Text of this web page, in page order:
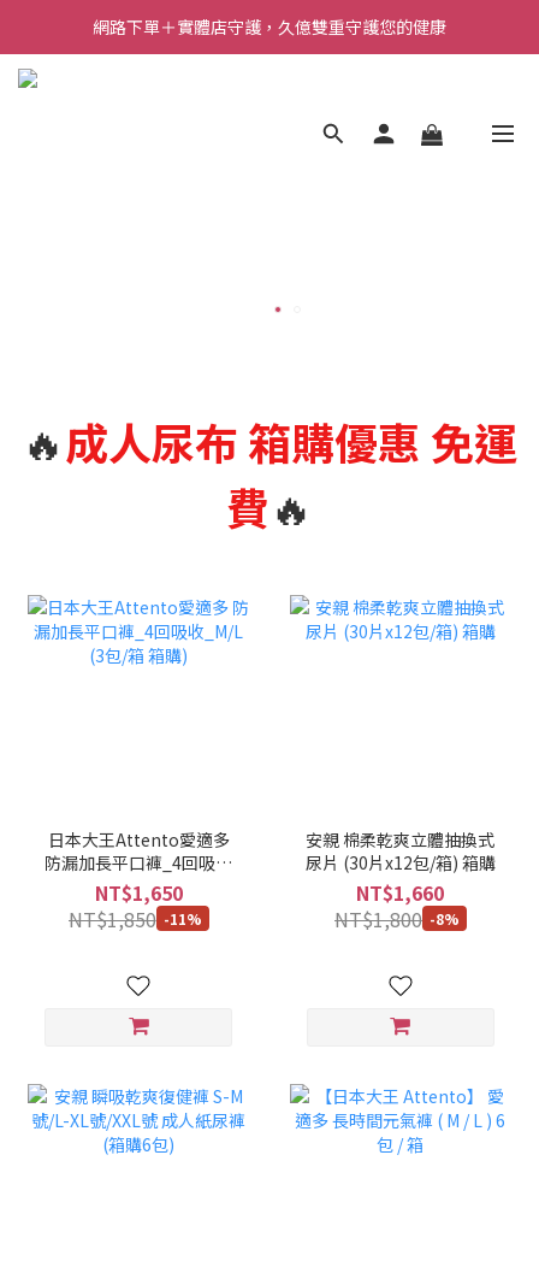
網路下單＋實體店守護，久億雙重守護您的健康
🔥成人尿布箱購優惠 免運
費🔥
日本大王Attento愛適多
防漏加長平口褲_4回吸收
_M/L (3包/箱 箱購)
NT$1,650
NT$1,850 -11%
安親 棉柔乾爽立體抽換式
尿片 (30片x12包/箱) 箱購
NT$1,660
NT$1,800 -8%